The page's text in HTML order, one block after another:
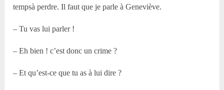
tempsà perdre. Il faut que je parle à Geneviève.
– Tu vas lui parler !
– Eh bien ! c’est donc un crime ?
– Et qu’est-ce que tu as à lui dire ?